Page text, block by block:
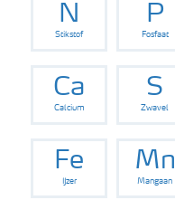
Toolbox
Grow the future
N
Stikstof
P
Fosfaat
Ca
Calcium
S
Zwavel
Fe
IJzer
Mn
Mangaan